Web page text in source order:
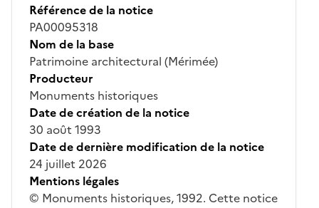
Référence de la notice
PA00095318
Nom de la base
Patrimoine architectural (Mérimée)
Producteur
Monuments historiques
Date de création de la notice
30 août 1993
Date de dernière modification de la notice
24 juillet 2026
Mentions légales
© Monuments historiques, 1992. Cette notice